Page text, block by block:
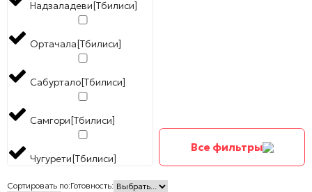
Надзаладеви[Тбилиси]
Ортачала[Тбилиси]
Сабуртало[Тбилиси]
Самгори[Тбилиси]
Чугурети[Тбилиси]
Все фильтры
Сортировать по:Готовность: